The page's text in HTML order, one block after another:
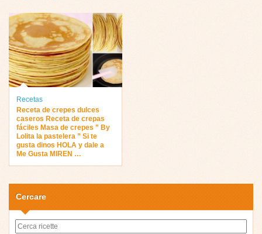
Recetas
Receta de crepes dulces
caseros Receta de crepas
fáciles Masa de crepes ” By
Lolita la pastelera ” Si te
gusta dinos HOLA y dale a
Me Gusta MIREN …
Cercare